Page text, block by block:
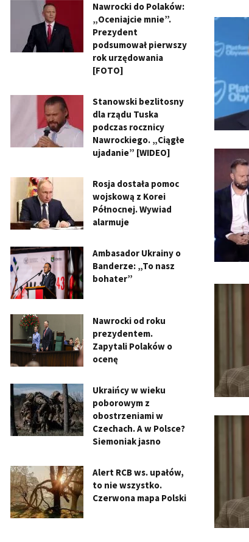
Nawrocki do Polaków:
„Oceniajcie mnie”.
Prezydent
podsumował pierwszy
rok urzędowania
[FOTO]
Stanowski bezlitosny
dla rządu Tuska
podczas rocznicy
Nawrockiego. „Ciągłe
ujadanie” [WIDEO]
Rosja dostała pomoc
wojskową z Korei
Północnej. Wywiad
alarmuje
Ambasador Ukrainy o
Banderze: „To nasz
bohater”
Nawrocki od roku
prezydentem.
Zapytali Polaków o
ocenę
Ukraińcy w wieku
poborowym z
obostrzeniami w
Czechach. A w Polsce?
Siemoniak jasno
Alert RCB ws. upałów,
to nie wszystko.
Czerwona mapa Polski